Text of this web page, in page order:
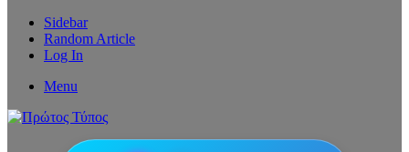
Sidebar
Random Article
Log In
Menu